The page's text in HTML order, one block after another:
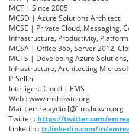
MCT | Since 2005
MCSD | Azure Solutions Architect
MCSE | Private Cloud, Messaging,
Infrastructure, Productivity, Platform
MCSA | Office 365, Server 2012,
MCTS | Developing Azure
Infrastructure, Architecting
P-Seller
Intelligent Cloud | EMS
Web : www.mshowto.org
Mail : emre.aydin [@] mshowto.org
Twitter : https://twitter.com/
Linkedin :tr.linkedin.com/in/